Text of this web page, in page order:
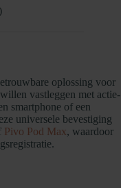
oplossing voor
vastleggen met actie-
smartphone of een
universele bevestiging
Pivo Pod Max, waardoor